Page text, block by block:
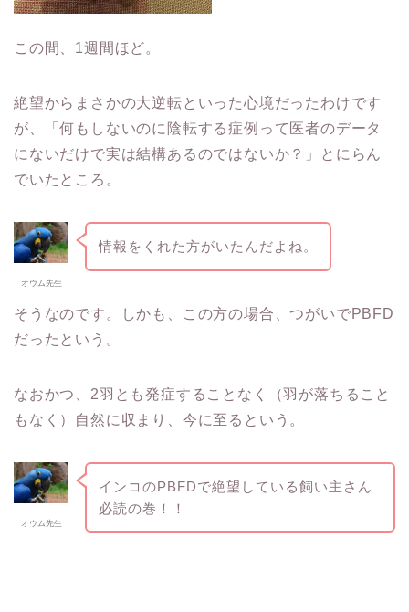
この間、1週間ほど。
絶望からまさかの大逆転といった心境だったわけです
が、「何もしないのに陰転する症例って医者のデータ
にないだけで実は結構あるのではないか？」とにらん
でいたところ。
オウム先生
情報をくれた方がいたんだよね。
そうなのです。しかも、この方の場合、つがいでPBFD
だったという。
なおかつ、2羽とも発症することなく（羽が落ちること
もなく）自然に収まり、今に至るという。
オウム先生
インコのPBFDで絶望している飼い主さん
必読の巻！！